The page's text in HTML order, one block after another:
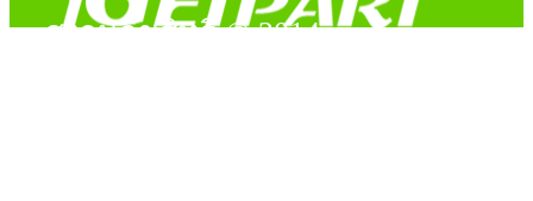
สงวนลิขสิทธิ์ © 2014